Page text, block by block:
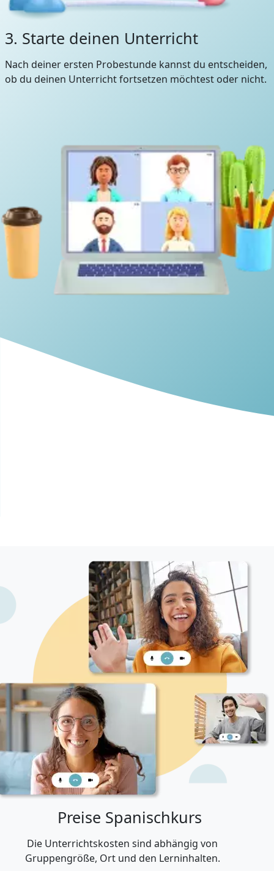
3. Starte deinen Unterricht
Nach deiner ersten Probestunde kannst du entscheiden,
ob du deinen Unterricht fortsetzen möchtest oder nicht.
Preise Spanischkurs
Die Unterrichtskosten sind abhängig von
Gruppengröße, Ort und den Lerninhalten.